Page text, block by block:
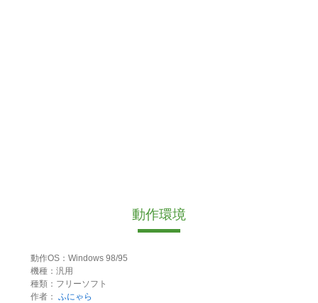
動作環境
動作OS：Windows 98/95
機種：汎用
種類：フリーソフト
作者： ふにゃら